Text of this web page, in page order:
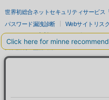
世界初総合ネットセキュリティサービス
パスワード漏洩診断
Webサイトリス
セキュリティ相談AIチャットボット
実在証明・盗聴対策
サイバー攻撃対策（GMOサイバーセキュ